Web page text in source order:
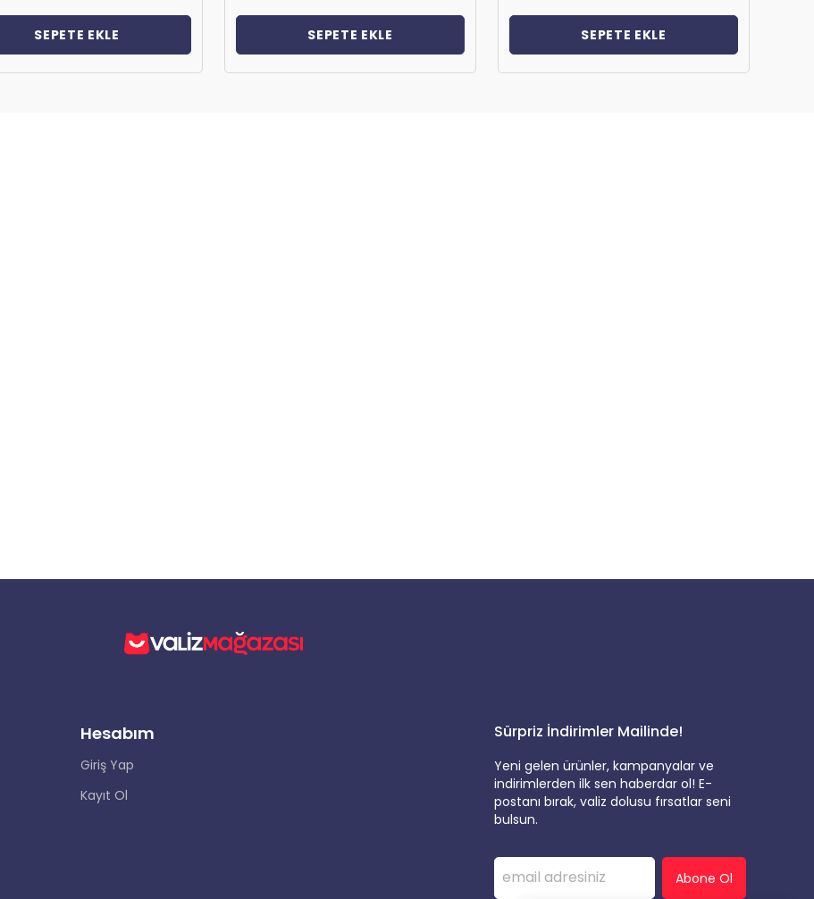
SEPETE EKLE SEPETE EKLE SEPETE EKLE
Hesabım
Giriş Yap
Kayıt Ol
Sürpriz İndirimler Mailinde!
Yeni gelen ürünler, kampanyalar ve
indirimlerden ilk sen haberdar ol! E-
postanı bırak, valiz dolusu fırsatlar seni
bulsun.
Abone Ol